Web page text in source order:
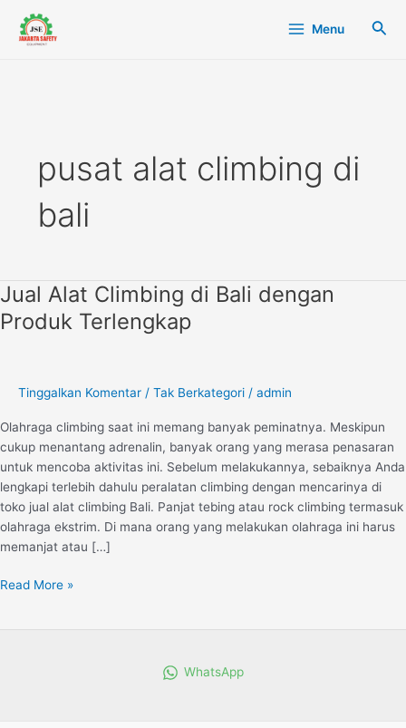
konten
Menu Cari
pusat alat climbing di
bali
Jual Alat Climbing di Bali dengan
Produk Terlengkap
Tinggalkan Komentar / Tak Berkategori / admin
Olahraga climbing saat ini memang banyak peminatnya. Meskipun
cukup menantang adrenalin, banyak orang yang merasa penasaran
untuk mencoba aktivitas ini. Sebelum melakukannya, sebaiknya Anda
lengkapi terlebih dahulu peralatan climbing dengan mencarinya di
toko jual alat climbing Bali. Panjat tebing atau rock climbing termasuk
olahraga ekstrim. Di mana orang yang melakukan olahraga ini harus
memanjat atau […]
Jual
Alat
Climbing
dengan
Terlengkap
Read More »
WhatsApp